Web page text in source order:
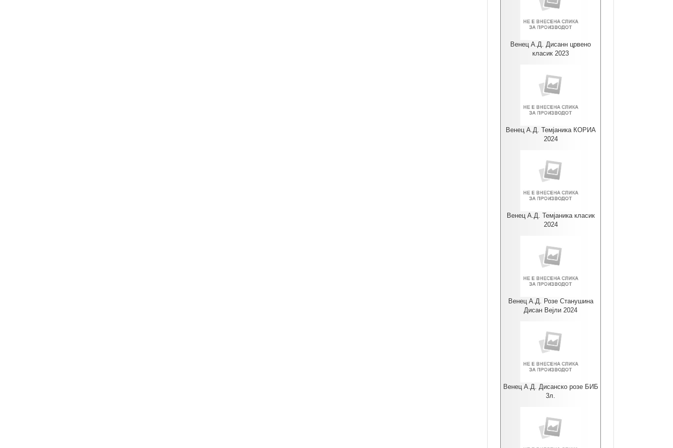
Венец А.Д. Дисанн црвено
класик 2023
Венец А.Д. Темјаника КОРИА
2024
Венец А.Д. Темјаника класик
2024
Венец А.Д. Розе Станушина
Дисан Вејли 2024
Венец А.Д. Дисанско розе БИБ
3л.